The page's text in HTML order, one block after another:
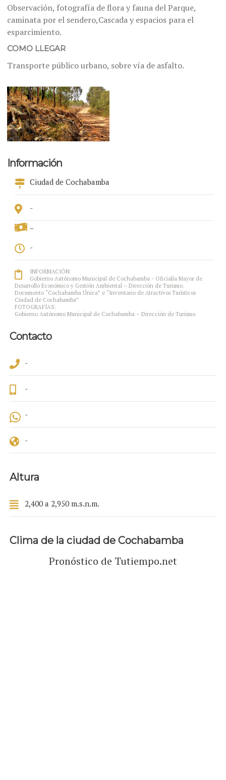
Observación, fotografía de flora y fauna del Parque,
caminata por el sendero,Cascada y espacios para el
esparcimiento.
COMO LLEGAR
Transporte público urbano, sobre vía de asfalto.
Información
Ciudad de Cochabamba
-
-
-
INFORMACIÓN:
Gobierno Autónomo Municipal de Cochabamba - Oficialía Mayor de
Desarrollo Económico y Gestión Ambiental – Dirección de Turismo.
Documento “Cochabamba Única” e “Inventario de Atractivos Turísticos
Ciudad de Cochabamba”
FOTOGRAFÍAS:
Gobierno Autónomo Municipal de Cochabamba – Dirección de Turismo.
Contacto
-
-
-
-
Altura
2,400 a 2,950 m.s.n.m.
Clima de la ciudad de Cochabamba
Pronóstico de Tutiempo.net